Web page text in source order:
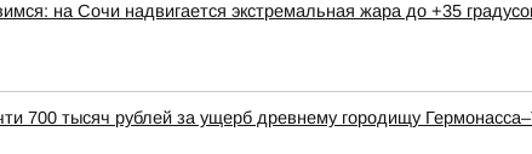
на Сочи надвигается экстремальная жара до +35
700 тысяч рублей за ущерб древнему городищу